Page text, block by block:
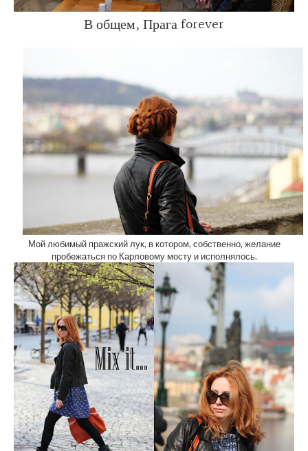
В общем, Прага forever
Мой любимый пражский лук, в котором, собственно, желание
пробежаться по Карловому мосту и исполнялось.